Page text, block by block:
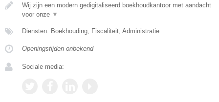
Wij zijn een modern gedigitaliseerd boekhoudkantoor met aandacht
voor onze ▼
Diensten: Boekhouding, Fiscaliteit, Administratie
Openingstijden onbekend
Sociale media: